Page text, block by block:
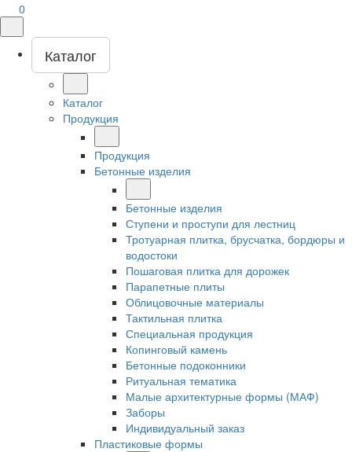
0
Каталог
Каталог
Продукция
Продукция
Бетонные изделия
Бетонные изделия
Ступени и проступи для лестниц
Тротуарная плитка, брусчатка, бордюры и
водостоки
Пошаговая плитка для дорожек
Парапетные плиты
Облицовочные материалы
Тактильная плитка
Специальная продукция
Копинговый камень
Бетонные подоконники
Ритуальная тематика
Малые архитектурные формы (МАФ)
Заборы
Индивидуальный заказ
Пластиковые формы